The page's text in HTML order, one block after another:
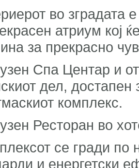
во зградата
атриум кој
за прекрасно
Спа Центар и
дел,
комплекс.
Ресторан во
се гради по
и енергетски